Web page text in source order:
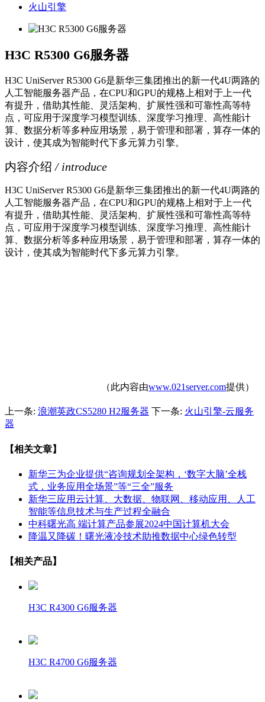
火山引擎
H3C R5300 G6服务器
H3C UniServer R5300 G6是新华三集团推出的新一代4U两路的
人工智能服务器产品，在CPU和GPU的规格上相对于上一代
有提升，借助其性能、灵活架构、扩展性强和可靠性高等特
点，可应用于深度学习模型训练、深度学习推理、高性能计
算、数据分析等多种应用场景，易于管理和部署，算存一体的
设计，使其成为智能时代下多元算力引擎。
内容介绍 / introduce
H3C UniServer R5300 G6是新华三集团推出的新一代4U两路的
人工智能服务器产品，在CPU和GPU的规格上相对于上一代
有提升，借助其性能、灵活架构、扩展性强和可靠性高等特
点，可应用于深度学习模型训练、深度学习推理、高性能计
算、数据分析等多种应用场景，易于管理和部署，算存一体的
设计，使其成为智能时代下多元算力引擎。
（此内容由www.021server.com提供）
上一条: 浪潮英政CS5280 H2服务器 下一条: 火山引擎-云服务
器
【相关文章】
新华三为企业提供“咨询规划全架构，‘数字大脑’全栈
式，业务应用全场景”等“三全”服务
新华三应用云计算、大数据、物联网、移动应用、人工
智能等信息技术与生产过程全融合
中科曙光高 端计算产品参展2024中国计算机大会
降温又降碳！曙光液冷技术助推数据中心绿色转型
【相关产品】
H3C R4300 G6服务器
H3C R4700 G6服务器